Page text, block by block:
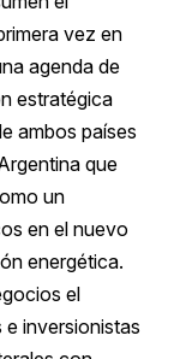
vez en
agenda de
estratégica
ambos países
que
un
en el nuevo
energética.
el
e inversionistas